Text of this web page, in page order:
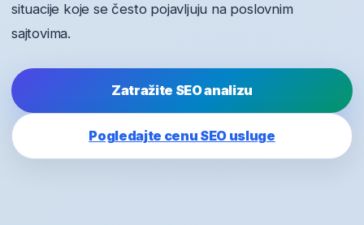
situacije koje se često pojavljuju na poslovnim
sajtovima.
Zatražite SEO analizu
Pogledajte cenu SEO usluge